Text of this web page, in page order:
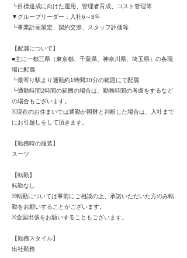
┗目標達成に向けた運用、管理者育成、コスト管理等
▼グループリーダー：入社6～8年
┗事業計画策定、契約交渉、スタッフ評価等
【配属について】
■主に一都三県（東京都、千葉県、神奈川県、埼玉県）の各現
場に配属
┗最寄り駅より通勤約1時間30分の範囲にて配属
┗通勤時間2時間の範囲の場合は、勤務時間の考慮をするなど
の場合もございます。
※現在のお住まいでは通勤が困難と判断した場合は、入社まで
にお引越しをして頂きます。
【勤務時の服装】
スーツ
【転勤】
転勤なし
※転勤については事前にご相談の上、承諾いただいた方のみ転
勤をお願いすることがございます。
※全国出張をお願いすることもございます。
【勤務スタイル】
出社勤務